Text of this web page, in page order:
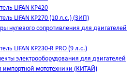
LIFAN KP420
LIFAN KP270 (10 л.с.) (ЗИП)
нулевого сопротивления для двигателей
LIFAN KP230-R PRO (9 л.с.)
электрооборудования для двигателей
импортной мототехники (КИТАЙ)